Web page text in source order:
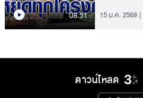
08.51 15 ม.ค. 2569
ดาวน์โหลด